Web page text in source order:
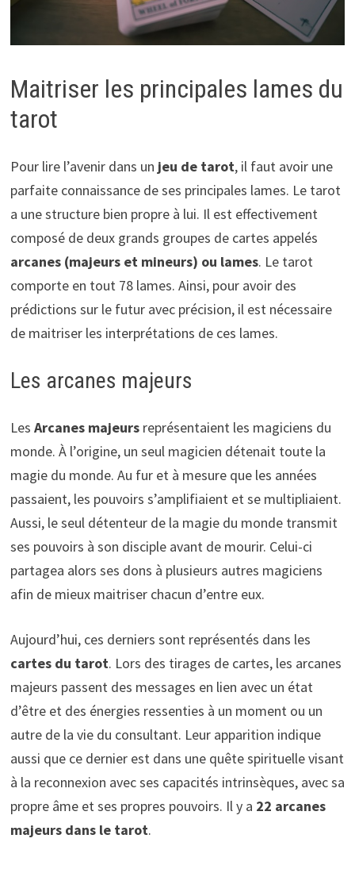
Maitriser les principales lames du
tarot
Pour lire l’avenir dans un jeu de tarot, il faut avoir une
parfaite connaissance de ses principales lames. Le tarot
a une structure bien propre à lui. Il est effectivement
composé de deux grands groupes de cartes appelés
arcanes (majeurs et mineurs) ou lames. Le tarot
comporte en tout 78 lames. Ainsi, pour avoir des
prédictions sur le futur avec précision, il est nécessaire
de maitriser les interprétations de ces lames.
Les arcanes majeurs
Les Arcanes majeurs représentaient les magiciens du
monde. À l’origine, un seul magicien détenait toute la
magie du monde. Au fur et à mesure que les années
passaient, les pouvoirs s’amplifiaient et se multipliaient.
Aussi, le seul détenteur de la magie du monde transmit
ses pouvoirs à son disciple avant de mourir. Celui-ci
partagea alors ses dons à plusieurs autres magiciens
afin de mieux maitriser chacun d’entre eux.
Aujourd’hui, ces derniers sont représentés dans les
cartes du tarot. Lors des tirages de cartes, les arcanes
majeurs passent des messages en lien avec un état
d’être et des énergies ressenties à un moment ou un
autre de la vie du consultant. Leur apparition indique
aussi que ce dernier est dans une quête spirituelle visant
à la reconnexion avec ses capacités intrinsèques, avec sa
propre âme et ses propres pouvoirs. Il y a 22 arcanes
majeurs dans le tarot.